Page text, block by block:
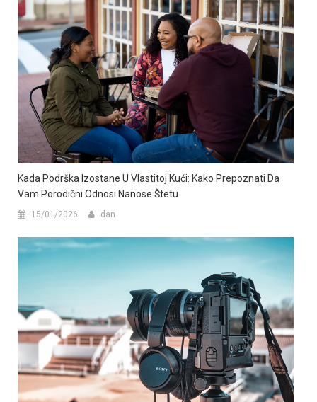
Kada Podrška Izostane U Vlastitoj Kući: Kako Prepoznati Da
Vam Porodični Odnosi Nanose Štetu
15/01/2026 dan